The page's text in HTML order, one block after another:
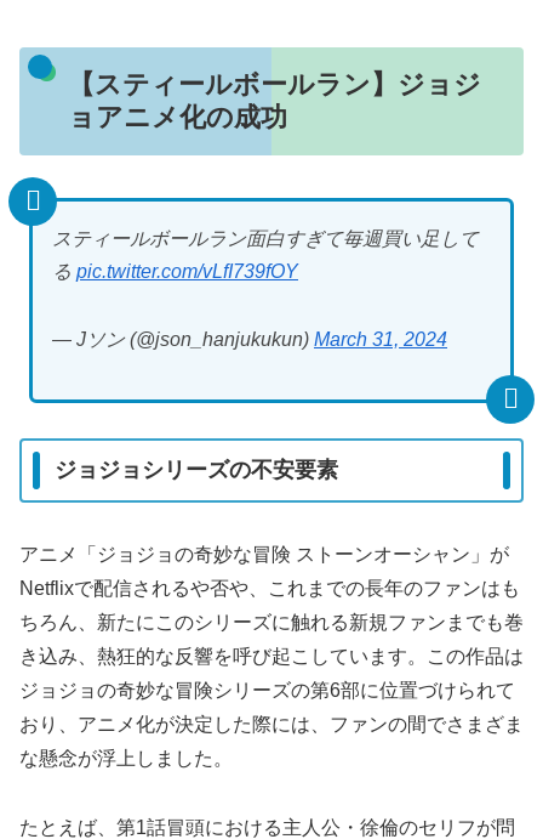
【スティールボールラン】ジョジ
ョアニメ化の成功
スティールボールラン面白すぎて毎週買い足して
る pic.twitter.com/vLfI739fOY
— Jソン (@json_hanjukukun) March 31, 2024
ジョジョシリーズの不安要素
アニメ「ジョジョの奇妙な冒険 ストーンオーシャン」が
Netflixで配信されるや否や、これまでの長年のファンはも
ちろん、新たにこのシリーズに触れる新規ファンまでも巻
き込み、熱狂的な反響を呼び起こしています。この作品は
ジョジョの奇妙な冒険シリーズの第6部に位置づけられて
おり、アニメ化が決定した際には、ファンの間でさまざま
な懸念が浮上しました。
たとえば、第1話冒頭における主人公・徐倫のセリフが問